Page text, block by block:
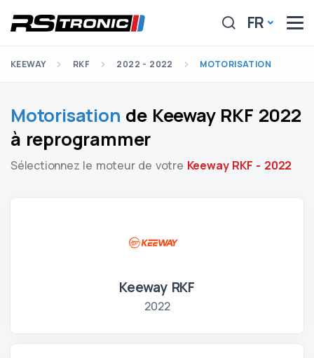
FR
KEEWAY RKF 2022 - 2022 MOTORISATION
Motorisation de Keeway RKF 2022
à reprogrammer
Sélectionnez le moteur de votre Keeway RKF - 2022
Keeway RKF
2022